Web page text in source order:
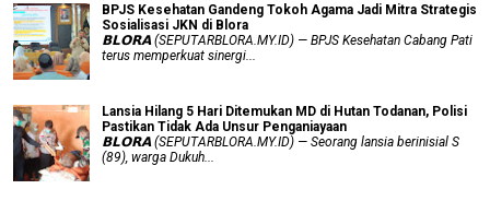
BPJS Kesehatan Gandeng Tokoh Agama Jadi Mitra Strategis
Sosialisasi JKN di Blora
𝗕𝗟𝗢𝗥𝗔 (SEPUTARBLORA.MY.ID) — BPJS Kesehatan Cabang Pati
terus memperkuat sinergi...
Lansia Hilang 5 Hari Ditemukan MD di Hutan Todanan, Polisi
Pastikan Tidak Ada Unsur Penganiayaan
𝗕𝗟𝗢𝗥𝗔 (SEPUTARBLORA.MY.ID) — Seorang lansia berinisial S
(89), warga Dukuh...